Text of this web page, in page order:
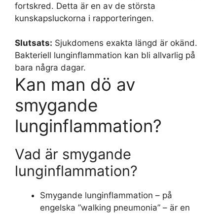
fortskred. Detta är en av de största
kunskapsluckorna i rapporteringen.
Slutsats: Sjukdomens exakta längd är okänd.
Bakteriell lunginflammation kan bli allvarlig på
bara några dagar.
Kan man dö av
smygande
lunginflammation?
Vad är smygande
lunginflammation?
Smygande lunginflammation – på
engelska ”walking pneumonia” – är en